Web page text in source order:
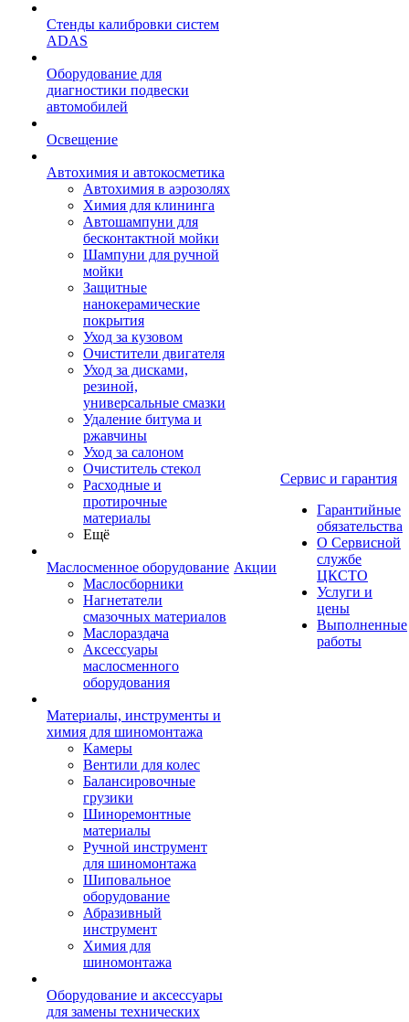
Стенды калибровки систем
ADAS
Оборудование для
диагностики подвески
автомобилей
Освещение
Автохимия и автокосметика
Автохимия в аэрозолях
Химия для клининга
Автошампуни для
бесконтактной мойки
Шампуни для ручной
мойки
Защитные
нанокерамические
покрытия
Уход за кузовом
Очистители двигателя
Уход за дисками,
резиной,
универсальные смазки
Удаление битума и
ржавчины
Уход за салоном
Очиститель стекол
Расходные и
протирочные
материалы
Ещё
Маслосменное оборудование
Маслосборники
Нагнетатели
смазочных материалов
Маслораздача
Аксессуары
маслосменного
оборудования
Материалы, инструменты и
химия для шиномонтажа
Камеры
Вентили для колес
Балансировочные
грузики
Шиноремонтные
материалы
Ручной инструмент
для шиномонтажа
Шиповальное
оборудование
Абразивный
инструмент
Химия для
шиномонтажа
Оборудование и аксессуары
для замены технических
Акции
Сервис и гарантия
Гарантийные
обязательства
О Сервисной
службе
ЦКСТО
Услуги и
цены
Выполненные
работы